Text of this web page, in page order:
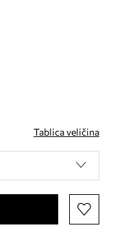
Tablica veličina